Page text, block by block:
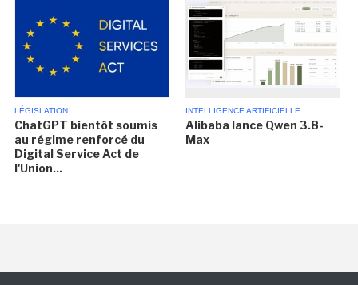
LÉGISLATION
ChatGPT bientôt soumis
au régime renforcé du
Digital Service Act de
l'Union...
INTELLIGENCE ARTIFICIELLE
Alibaba lance Qwen 3.8-
Max